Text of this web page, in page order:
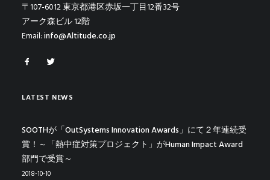
〒107-6012 東京都港区赤坂一丁目12番32号
アーク森ビル 12階
Email:info@Altitude.co.jp
LATEST NEWS
SOOTHが「OutSystems Innovation Awards」にて２年連続受
賞！～「熱中症対策プロジェクト」がHuman Impact Award
部門で受賞～
2018-10-10